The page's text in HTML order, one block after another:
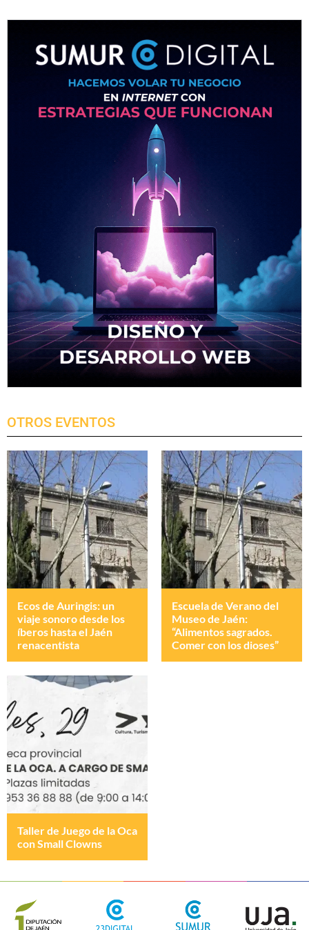
OTROS EVENTOS
Ecos de Auringis: un
viaje sonoro desde los
íberos hasta el Jaén
renacentista
Escuela de Verano del
Museo de Jaén:
“Alimentos sagrados.
Comer con los dioses”
Taller de Juego de la Oca
con Small Clowns